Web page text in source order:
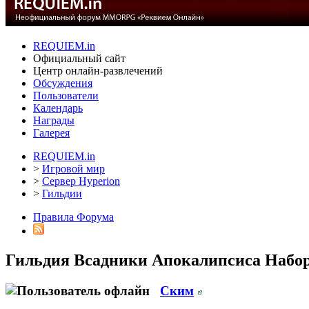
REQUIEM.in
Официальный сайт
Центр онлайн-развлечений
Обсуждения
Пользователи
Календарь
Награды
Галерея
REQUIEM.in
> Игровой мир
> Сервер Hyperion
> Гильдии
Правила Форума
Гильдия Всадники Апокалипсиса
Ским